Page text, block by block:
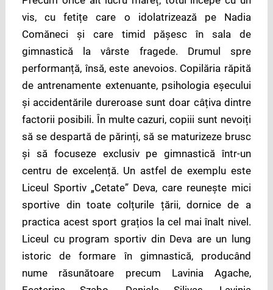
vis, cu fetițe care o idolatrizează pe Nadia
Comăneci și care timid pășesc în sala de
gimnastică la vârste fragede. Drumul spre
performanță, însă, este anevoios. Copilăria răpită
de antrenamente extenuante, psihologia eșecului
și accidentările dureroase sunt doar câțiva dintre
factorii posibili. În multe cazuri, copiii sunt nevoiți
să se despartă de părinți, să se maturizeze brusc
și să focuseze exclusiv pe gimnastică într-un
centru de excelență. Un astfel de exemplu este
Liceul Sportiv „Cetate” Deva, care reunește mici
sportive din toate colțurile țării, dornice de a
practica acest sport grațios la cel mai înalt nivel.
Liceul cu program sportiv din Deva are un lung
istoric de formare în gimnastică, producând
nume răsunătoare precum Lavinia Agache,